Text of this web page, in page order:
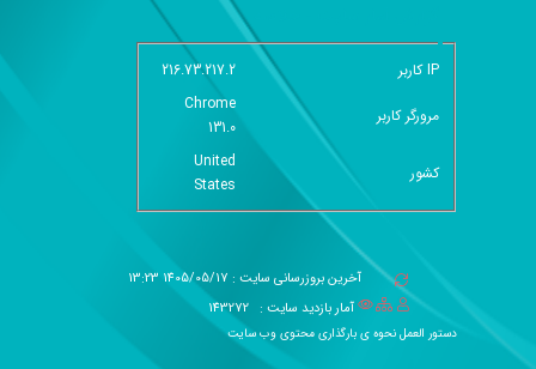
IP کاربر
216.73.217.2
مرورگر کاربر
Chrome
131.0
کشور
United
States
آخرین بروزرسانی سایت : 1405/05/17 13:23
آمار بازدید سایت : 143272
دستور العمل نحوه ی بارگذاری محتوی وب سایت